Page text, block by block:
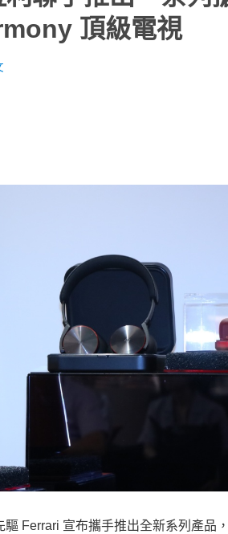
頂級電視
Ferrari 宣布攜手推出全新系列產品